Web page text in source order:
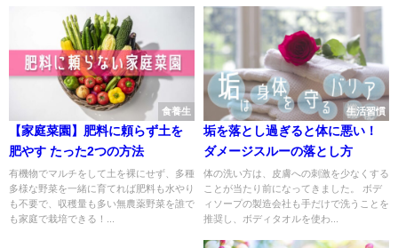
食養生
【家庭菜園】肥料に頼らず土を
肥やす たった2つの方法
有機物でマルチをして土を裸にせず、多種
多様な野菜を一緒に育てれば肥料も水やり
も不要で、収穫量も多い無農薬野菜を誰で
も家庭で栽培できる！...
生活習慣
垢を落とし過ぎると体に悪い！
ダメージスルーの落とし方
体の洗い方は、皮膚への刺激を少なくする
ことが当たり前になってきました。 ボデ
ィソープの製造会社も手だけで洗うことを
推奨し、ボディタオルを使わ...